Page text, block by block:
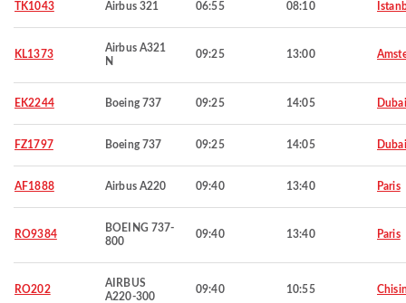
TK1043 Airbus 321 06:55 08:10
KL1373
Airbus A321
N
09:25 13:00
EK2244 Boeing 737 09:25 14:05 Dubai
FZ1797 Boeing 737 09:25 14:05 Dubai
AF1888 Airbus A220 09:40 13:40 Paris
RO9384
BOEING 737-
800
09:40 13:40 Paris
RO202
AIRBUS
A220-300
09:40 10:55